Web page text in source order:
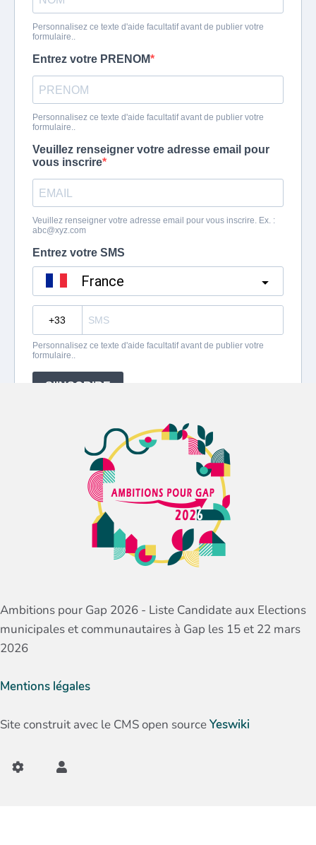
Ambitions pour Gap 2026 - Liste Candidate aux Elections
municipales et communautaires à Gap les 15 et 22 mars
2026
Mentions légales
Site construit avec le CMS open sourceYeswiki